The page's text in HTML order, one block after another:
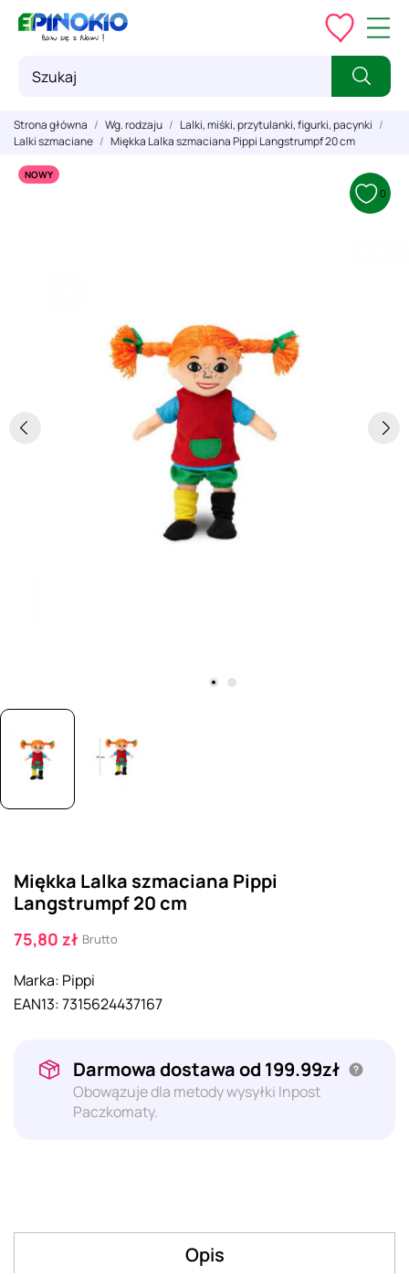
Strona główna Wg. rodzaju
Lalki, miśki, przytulanki, figurki, pacynki
Lalki szmaciane
Miękka Lalka szmaciana Pippi Langstrumpf 20 cm
NOWY
0
Miękka Lalka szmaciana Pippi
Langstrumpf 20 cm
75,80 zł Brutto
Marka: Pippi
EAN13:7315624437167
Darmowa dostawa od 199.99zł
Obowązuje dla metody wysyłki Inpost
Paczkomaty.
Opis